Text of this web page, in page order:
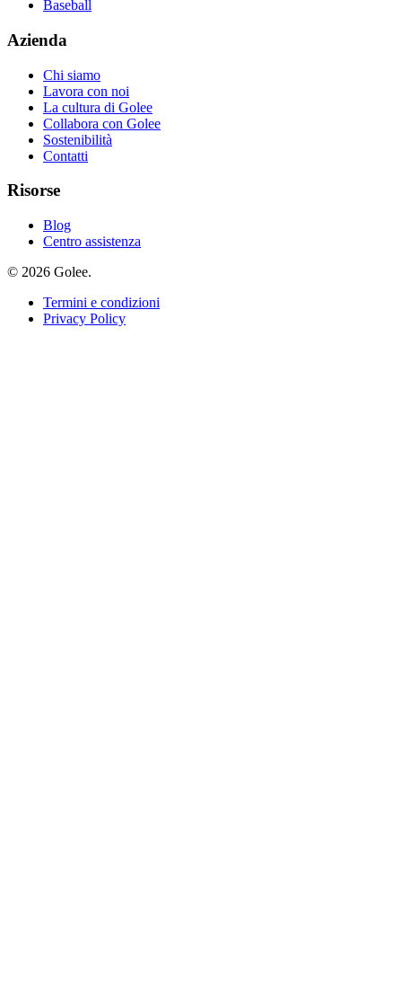
Baseball
Azienda
Chi siamo
Lavora con noi
La cultura di Golee
Collabora con Golee
Sostenibilità
Contatti
Risorse
Blog
Centro assistenza
© 2026 Golee.
Termini e condizioni
Privacy Policy